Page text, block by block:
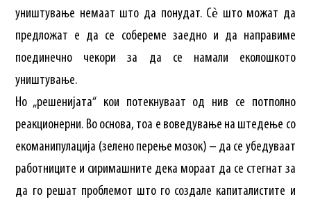
уништување немаат што да понудат. Сѐ што можат да
предложат е да се собереме заедно и да направиме
поединечно чекори за да се намали еколошкото
уништување.
Но „решенијата“ кои потекнуваат од нив се потполно
реакционерни. Во основа, тоа е воведување на штедење со
екоманипулација (зелено перење мозок) – да се убедуваат
работниците и сиримашните дека мораат да се стегнат за
да го решат проблемот што го создале капиталистите и